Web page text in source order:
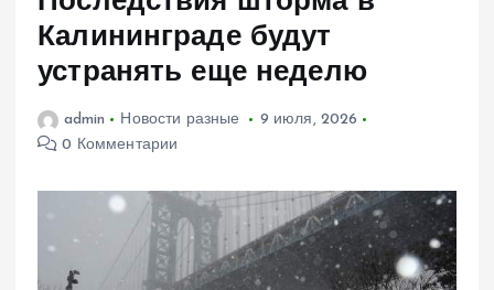
Калининграде будут
устранять еще неделю
admin Новости разные
9 июля, 2026
0 Комментарии